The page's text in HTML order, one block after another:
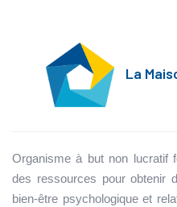
La
Organisme à but non lucratif
des ressources pour obtenir
bien-être psychologique et